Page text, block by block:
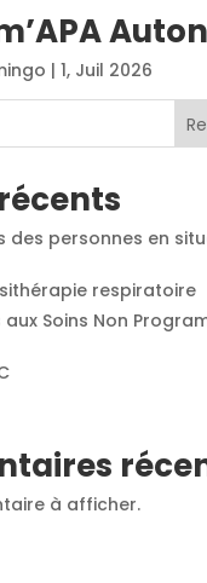
| 1, Juil 2026
des personnes en
respiratoire
aux Soins Non
à afficher.